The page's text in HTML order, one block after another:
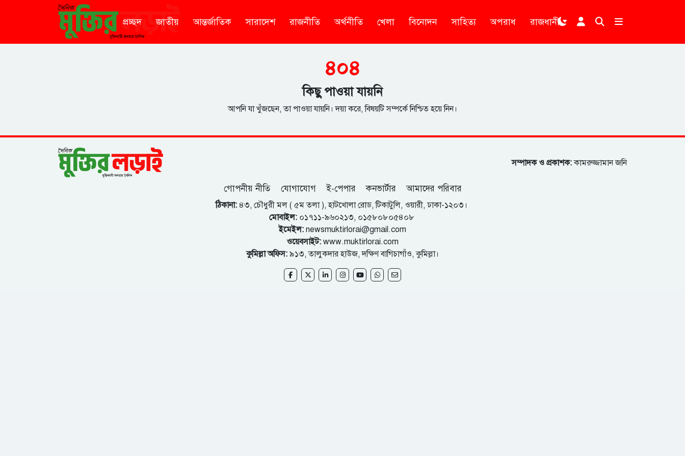
প্রচ্ছদ জাতীয় আন্তর্জাতিক সারাদেশ রাজনীতি অর্থনীতি খেলা বিনোদন সাহিত্য অপরাধ রাজধানী
৪০৪
কিছু পাওয়া যায়নি
আপনি যা খুঁজছেন, তা পাওয়া যায়নি। দয়া করে, বিষয়টি সম্পর্কে নিশ্চিত হয়ে নিন।
সম্পাদক ও প্রকাশক:কামরুজ্জামান জনি
গোপনীয় নীতি যোগাযোগ ই-পেপার কনভার্টার আমাদের পরিবার
ঠিকানা: ৪৩, চৌধুরী মল ( ৫ম তলা ), হাটখোলা রোড, টিকাটুলি, ওয়ারী, ঢাকা-১২০৩।
মোবাইল:০১৭১১-৯৬০২১৩, ০১৫৮০৮০৫৪০৮
ইমেইল: newsmuktirlorai@gmail.com
ওয়েবসাইট: www.muktirlorai.com
কুমিল্লা অফিস: ৯১৩, তালুকদার হাউজ, দক্ষিণ বাগিচাগাঁও, কুমিল্লা।